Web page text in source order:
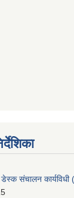
डेस्क संचालन